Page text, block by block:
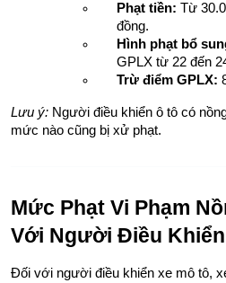
Phạt tiền: Từ
đồng.
Hình phạt bổ
GPLX từ 22 đến
Trừ điểm GPLX:
Lưu ý: Người điều khiển ô tô có
mức nào cũng bị xử phạt.
Mức Phạt Vi Phạm
Với Người Điều Khiển
Đối với người điều khiển xe mô tô,